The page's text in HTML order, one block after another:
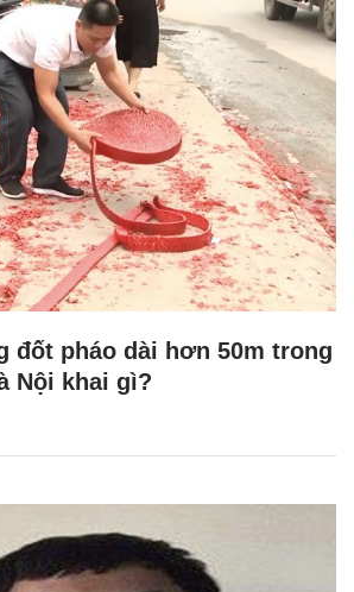
đốt pháo dài hơn 50m trong
Nội khai gì?